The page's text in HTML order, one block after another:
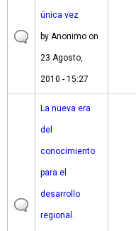
única vez
by Anonimo on
23 Agosto,
2010 - 15:27
La nueva era
del
conocimiento
para el
desarrollo
regional.